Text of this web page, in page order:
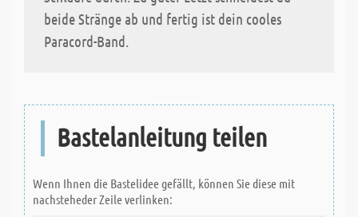
beide Stränge ab und fertig ist dein cooles
Paracord-Band.
Bastelanleitung teilen
Wenn Ihnen die Bastelidee gefällt, können Sie diese mit
nachsteheder Zeile verlinken: